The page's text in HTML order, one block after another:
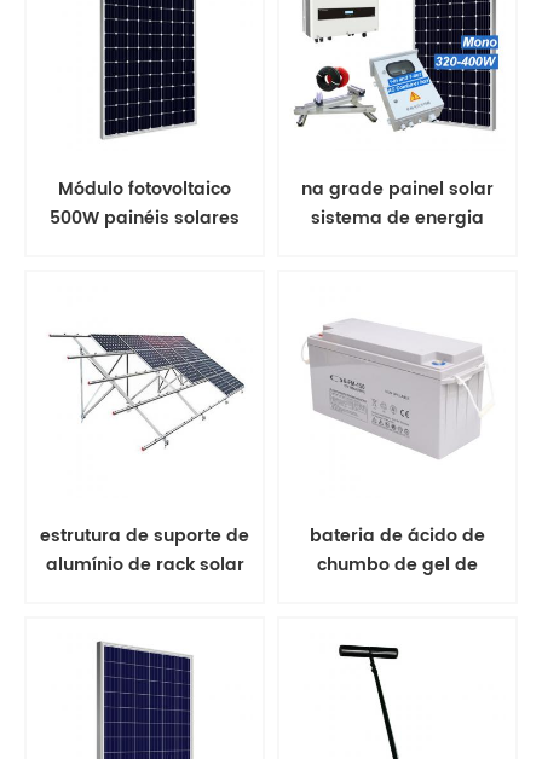
Módulo fotovoltaico
500W painéis solares
na grade painel solar
sistema de energia
estrutura de suporte de
alumínio de rack solar
bateria de ácido de
chumbo de gel de